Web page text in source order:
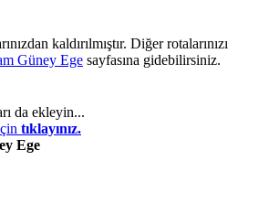
kaldırılmıştır. Diğer rotalarınızı
Güney Ege sayfasına gidebilirsiniz.
da ekleyin...
tıklayınız.
Ege